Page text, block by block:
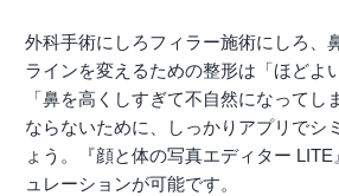
外科手術にしろフィラー施術にしろ、
ラインを変えるための整形は「ほどよ
「鼻を高くしすぎて不自然になってし
ならないために、しっかりアプリでシ
ょう。『顔と体の写真エディター LITE
ュレーションが可能です。